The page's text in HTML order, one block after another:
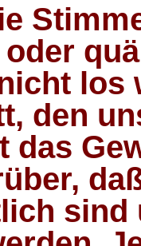
los
den
das
sind